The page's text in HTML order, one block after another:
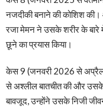
नजदीकी बनाने की कोशिश
रजा मेमन ने उसके शरीर के बारे
छूने का प्रयास किया।
केस 9 (जनवरी 2026 से अप्रैल
से अश्लील बातचीत की और
बावजूद, उन्होंने उसके निजी